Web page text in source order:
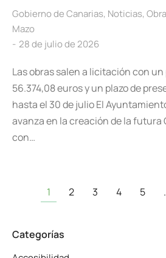
Gobierno de Canarias, Noticias,
Mazo
28 de julio de 2026
Las obras salen a licitación con
56.374,08 euros y un plazo de
hasta el 30 de julio El
avanza en la creación de la futura
con…
1 2 3 4 5
Categorías